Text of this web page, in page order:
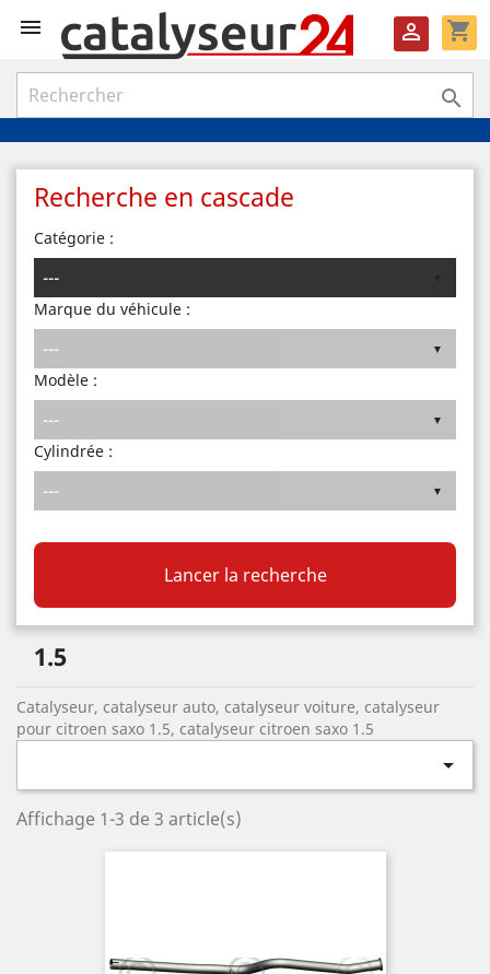
 shopping_cart


Recherche en cascade
Catégorie :
Marque du véhicule :
Modèle :
Cylindrée :
Lancer la recherche
1.5
Catalyseur, catalyseur auto, catalyseur voiture, catalyseur
pour citroen saxo 1.5, catalyseur citroen saxo 1.5

Affichage 1-3 de 3 article(s)